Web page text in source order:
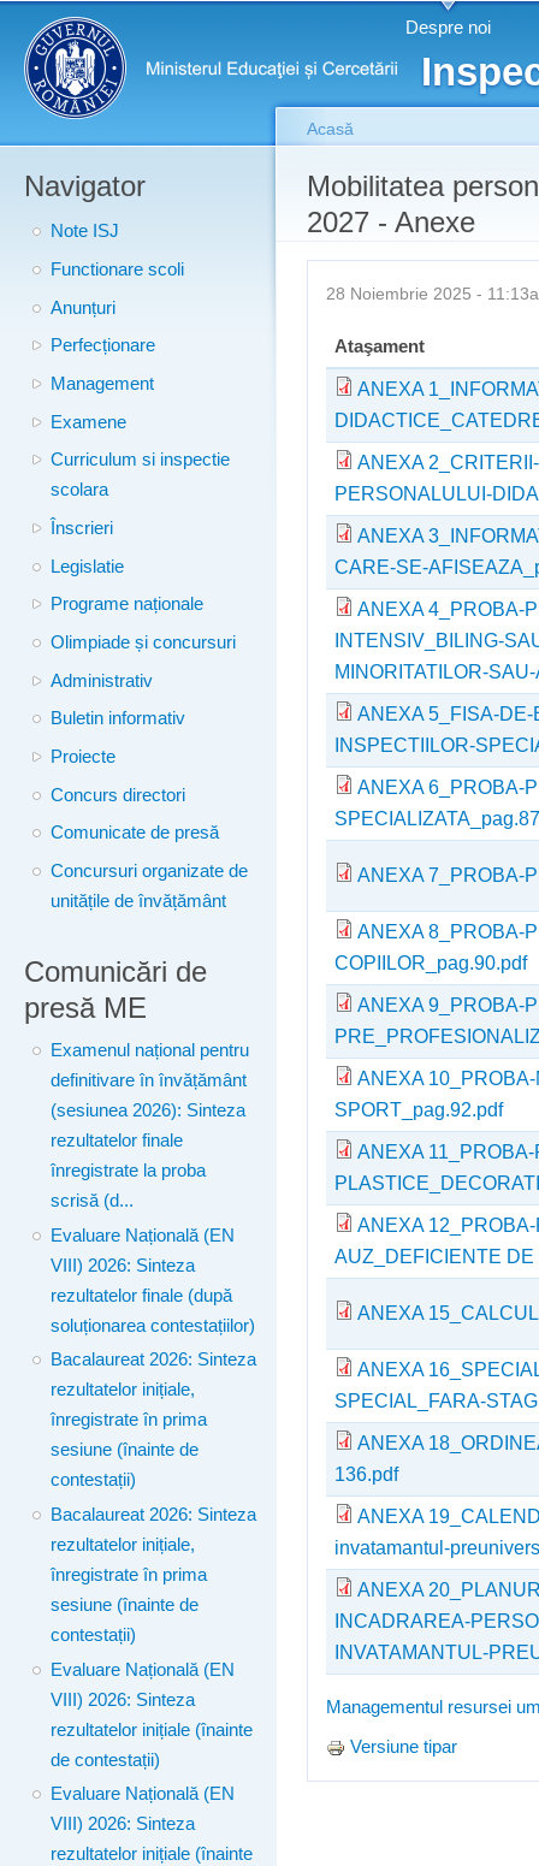
Meniu principal Despre noi
Navigator
Note ISJ
Functionare scoli
Anunțuri
Perfecționare
Management
Examene
Curriculum si inspectie
scolara
Înscrieri
Legislatie
Programe naționale
Olimpiade și concursuri
Administrativ
Buletin informativ
Proiecte
Concurs directori
Comunicate de presă
Concursuri organizate de
unitățile de învățământ
Comunicări de
presă ME
Examenul național pentru
definitivare în învățământ
(sesiunea 2026): Sinteza
rezultatelor finale
înregistrate la proba
scrisă (d...
Evaluare Națională (EN
VIII) 2026: Sinteza
rezultatelor finale (după
soluționarea contestațiilor)
Bacalaureat 2026: Sinteza
rezultatelor inițiale,
înregistrate în prima
sesiune (înainte de
contestații)
Bacalaureat 2026: Sinteza
rezultatelor inițiale,
înregistrate în prima
sesiune (înainte de
contestații)
Evaluare Națională (EN
VIII) 2026: Sinteza
rezultatelor inițiale (înainte
de contestații)
Evaluare Națională (EN
VIII) 2026: Sinteza
rezultatelor inițiale (înainte
Eşti aici
Acasă
Mobilitatea
2027 - Anexe
28 Noiembrie 2025 -
Ataşament
ANEXA
ANEXA
PERSONALULUI-
ANEXA
CARE-SE-
ANEXA 4_PROBA-
INTENSIV_BILING-
MINORITATILOR-
ANEXA 5_FISA-
INSPECTIILOR-
ANEXA 6_PROBA-
ANEXA 7_PROBA-
ANEXA 8_PROBA-
COPIILOR_pag.90.pdf
ANEXA 9_PROBA-
ANEXA
SPORT_pag.92.pdf
ANEXA
ANEXA
AUZ_DEFICIENTE
ANEXA
ANEXA
SPECIAL_FARA-
ANEXA
136.pdf
ANEXA
invatamantul-
ANEXA
INCADRAREA-
INVATAMANTUL-
Managementul resursei
Versiune tipar